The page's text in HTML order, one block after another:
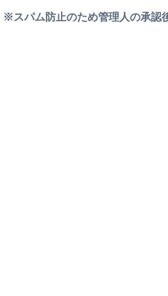
パム防止のため管理人の承認